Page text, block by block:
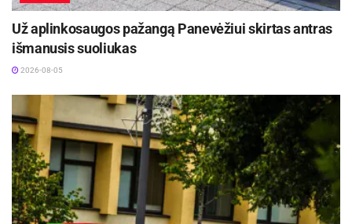
Už aplinkosaugos pažangą Panevėžiui skirtas antras
išmanusis suoliukas
2026-08-05